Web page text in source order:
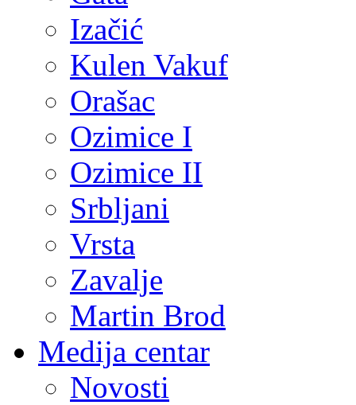
Izačić
Kulen Vakuf
Orašac
Ozimice I
Ozimice II
Srbljani
Vrsta
Zavalje
Martin Brod
Medija centar
Novosti